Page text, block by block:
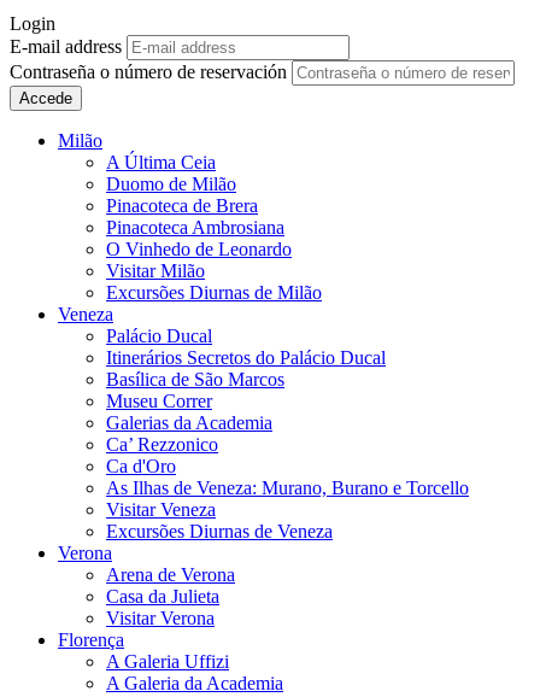
Login
E-mail address
Contraseña o número de reservación
Accede
Milão
A Última Ceia
Duomo de Milão
Pinacoteca de Brera
Pinacoteca Ambrosiana
O Vinhedo de Leonardo
Visitar Milão
Excursões Diurnas de Milão
Veneza
Palácio Ducal
Itinerários Secretos do Palácio Ducal
Basílica de São Marcos
Museu Correr
Galerias da Academia
Ca’ Rezzonico
Ca d'Oro
As Ilhas de Veneza: Murano, Burano e Torcello
Visitar Veneza
Excursões Diurnas de Veneza
Verona
Arena de Verona
Casa da Julieta
Visitar Verona
Florença
A Galeria Uffizi
A Galeria da Academia